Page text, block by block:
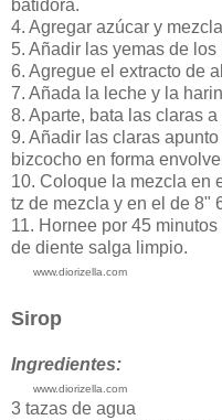
batidora.
4. Agregar azúcar y
5. Añadir las yemas de
6. Agregue el extracto de
7. Añada la leche y la
8. Aparte, bata las claras
9. Añadir las claras
bizcocho en forma
10. Coloque la mezcla en
tz de mezcla y en el de 8"
11. Hornee por 45
de diente salga limpio.
www.diorizella.com
Sirop
Ingredientes:
www.diorizella.com
3 tazas de agua